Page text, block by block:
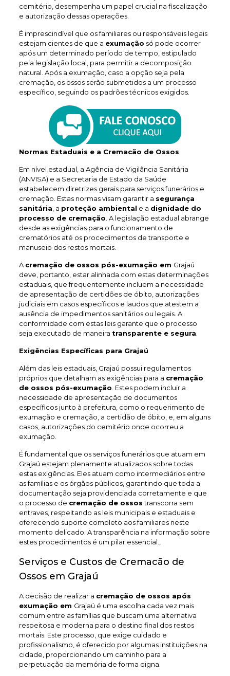
cemitério, desempenha um papel crucial na fiscalização
e autorização dessas operações.
É imprescindível que os familiares ou responsáveis legais
estejam cientes de que a exumação só pode ocorrer
após um determinado período de tempo, estipulado
pela legislação local, para permitir a decomposição
natural. Após a exumação, caso a opção seja pela
cremação, os ossos serão submetidos a um processo
específico, seguindo os padrões técnicos exigidos.
Normas Estaduais e a Cremacão de Ossos
Em nível estadual, a Agência de Vigilância Sanitária
(ANVISA) e a Secretaria de Estado da Saúde
estabelecem diretrizes gerais para serviços funerários e
cremação. Estas normas visam garantir a segurança
sanitária , a proteção ambiental e a dignidade do
processo de cremação . A legislação estadual abrange
desde as exigências para o funcionamento de
crematórios até os procedimentos de transporte e
manuseio dos restos mortais.
A cremação de ossos pós-exumação em Grajaú
deve, portanto, estar alinhada com estas determinações
estaduais, que frequentemente incluem a necessidade
de apresentação de certidões de óbito, autorizações
judiciais em casos específicos e laudos que atestem a
ausência de impedimentos sanitários ou legais. A
conformidade com estas leis garante que o processo
seja executado de maneira transparente e segura
Exigências Específicas para Grajaú
Além das leis estaduais, Grajaú possui regulamentos
próprios que detalham as exigências para a cremação
de ossos pós-exumação . Estes podem incluir a
necessidade de apresentação de documentos
específicos junto à prefeitura, como o requerimento de
exumação e cremação, a certidão de óbito, e, em alguns
casos, autorizações do cemitério onde ocorreu a
exumação.
É fundamental que os serviços funerários que atuam em
Grajaú estejam plenamente atualizados sobre todas
estas exigências. Eles atuam como intermediários entre
as famílias e os órgãos públicos, garantindo que toda a
documentação seja providenciada corretamente e que
o processo de cremação de ossostranscorra sem
entraves, respeitando as leis municipais e estaduais e
oferecendo suporte completo aos familiares neste
momento delicado. A transparência na informação sobre
estes procedimentos é um pilar essencial.,
Serviços e Custos de Cremacão de
Ossos em Grajaú
A decisão de realizar a cremação de ossos após
exumação em Grajaú é uma escolha cada vez mais
comum entre as famílias que buscam uma alternativa
respeitosa e moderna para o destino final dos restos
mortais. Este processo, que exige cuidado e
profissionalismo, é oferecido por algumas instituições na
cidade, proporcionando um caminho para a
perpetuação da memória de forma digna.